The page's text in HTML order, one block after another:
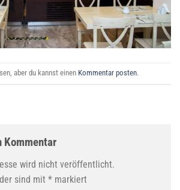
aber du kannst einen Kommentar posten.
Kommentar
wird nicht veröffentlicht.
sind mit * markiert